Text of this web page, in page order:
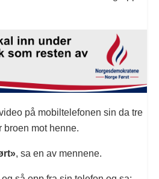
på mobiltelefonen sin da tre
broen mot henne.
, sa en av mennene.